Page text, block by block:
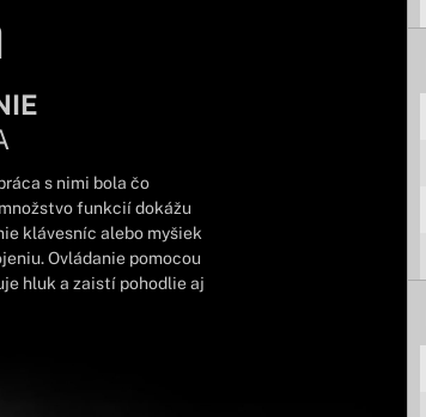
s nimi bola čo
funkcií dokážu
klávesníc alebo myšiek
Ovládanie pomocou
hluk a zaistí pohodlie aj